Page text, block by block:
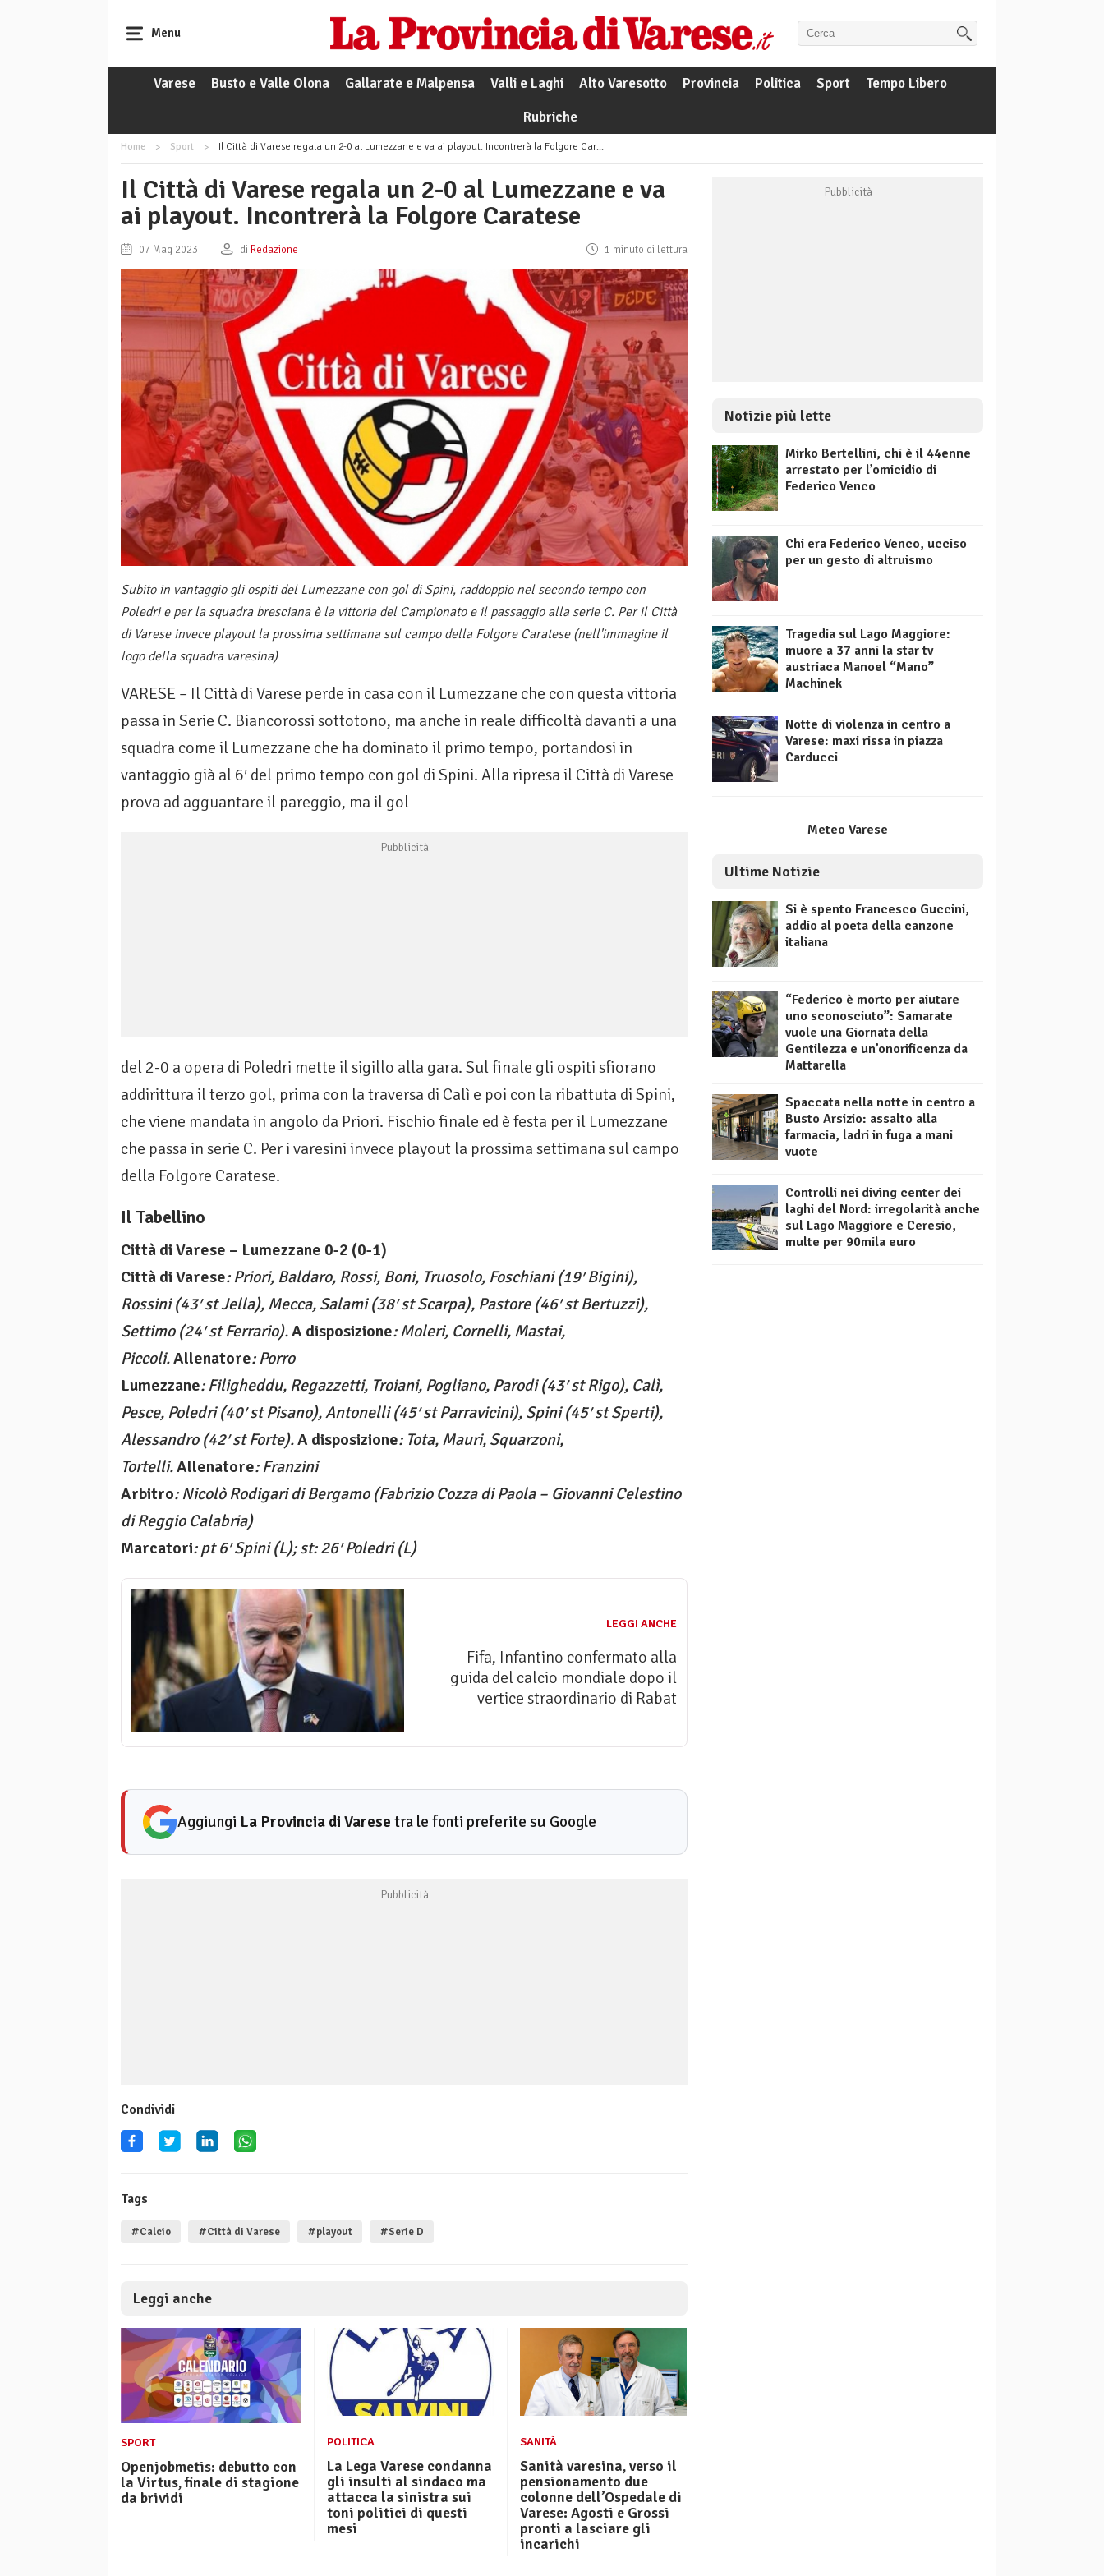
Menu
Varese Busto e Valle Olona Gallarate e Malpensa Valli e Laghi Alto Varesotto Provincia Politica Sport
Tempo Libero
Rubriche
Home Sport Il Città di Varese regala un 2-0 al Lumezzane e va ai playout. Incontrerà la Folgore Caratese
Il Città di Varese regala un 2-0 al Lumezzane e va
ai playout. Incontrerà la Folgore Caratese
07 Mag 2023 di Redazione 1 minuto di lettura
Subito in vantaggio gli ospiti del Lumezzane con gol di Spini, raddoppio nel secondo tempo con
Poledri e per la squadra bresciana è la vittoria del Campionato e il passaggio alla serie C. Per il Città
di Varese invece playout la prossima settimana sul campo della Folgore Caratese (nell'immagine il
logo della squadra varesina)
VARESE – Il Città di Varese perde in casa con il Lumezzane che con questa vittoria
passa in Serie C. Biancorossi sottotono, ma anche in reale difficoltà davanti a una
squadra come il Lumezzane che ha dominato il primo tempo, portandosi in
vantaggio già al 6′ del primo tempo con gol di Spini. Alla ripresa il Città di Varese
prova ad agguantare il pareggio, ma il gol
del 2-0 a opera di Poledri mette il sigillo alla gara. Sul finale gli ospiti sfiorano
addirittura il terzo gol, prima con la traversa di Calì e poi con la ribattuta di Spini,
che viene mandata in angolo da Priori. Fischio finale ed è festa per il Lumezzane
che passa in serie C. Per i varesini invece playout la prossima settimana sul campo
della Folgore Caratese.
Il Tabellino
Città di Varese – Lumezzane 0-2 (0-1)
Città di Varese: Priori, Baldaro, Rossi, Boni, Truosolo, Foschiani (19′ Bigini),
Rossini (43′ st Jella), Mecca, Salami (38′ st Scarpa), Pastore (46′ st Bertuzzi),
Settimo (24′ st Ferrario).A disposizione: Moleri, Cornelli, Mastai,
Piccoli.Allenatore: Porro
Lumezzane: Filigheddu, Regazzetti, Troiani, Pogliano, Parodi (43′ st Rigo), Calì,
Pesce, Poledri (40′ st Pisano), Antonelli (45′ st Parravicini), Spini (45′ st Sperti),
Alessandro (42′ st Forte).A disposizione: Tota, Mauri, Squarzoni,
Tortelli.Allenatore: Franzini
Arbitro: Nicolò Rodigari di Bergamo (Fabrizio Cozza di Paola – Giovanni Celestino
di Reggio Calabria)
Marcatori: pt 6′ Spini (L); st: 26′ Poledri (L)
LEGGI ANCHE
Fifa, Infantino confermato alla
guida del calcio mondiale dopo il
vertice straordinario di Rabat
Aggiungi La Provincia di Varese tra le fonti preferite su Google
Condividi
Tags
#Calcio #Città di Varese #playout #Serie D
Leggi anche
SPORT
Openjobmetis: debutto con
la Virtus, finale di stagione
da brividi
POLITICA
La Lega Varese condanna
gli insulti al sindaco ma
attacca la sinistra sui
toni politici di questi
mesi
SANITÀ
Sanità varesina, verso il
pensionamento due
colonne dell’Ospedale di
Varese: Agosti e Grossi
pronti a lasciare gli
incarichi
Notizie più lette
Mirko Bertellini, chi è il 44enne
arrestato per l’omicidio di
Federico Venco
Chi era Federico Venco, ucciso
per un gesto di altruismo
Tragedia sul Lago Maggiore:
muore a 37 anni la star tv
austriaca Manoel “Mano”
Machinek
Notte di violenza in centro a
Varese: maxi rissa in piazza
Carducci
Meteo Varese
Ultime Notizie
Si è spento Francesco Guccini,
addio al poeta della canzone
italiana
“Federico è morto per aiutare
uno sconosciuto”: Samarate
vuole una Giornata della
Gentilezza e un’onorificenza da
Mattarella
Spaccata nella notte in centro a
Busto Arsizio: assalto alla
farmacia, ladri in fuga a mani
vuote
Controlli nei diving center dei
laghi del Nord: irregolarità anche
sul Lago Maggiore e Ceresio,
multe per 90mila euro